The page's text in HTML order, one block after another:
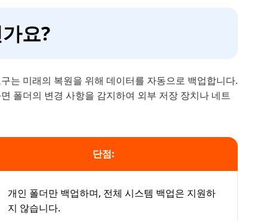
요?
는 미래의 복원을 위해 데이터를 자동으로 백업합니다.
폴더의 변경 사항을 감지하여 외부 저장 장치나 네트
단점:
개인 폴더만 백업하며, 전체 시스템 백업은 지원하
지 않습니다.